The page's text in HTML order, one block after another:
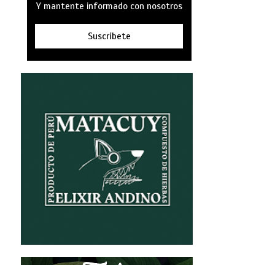
Y mantente informado con nosotros
Suscríbete